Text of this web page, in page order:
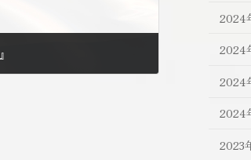
2024
2024
2024
2024
2023